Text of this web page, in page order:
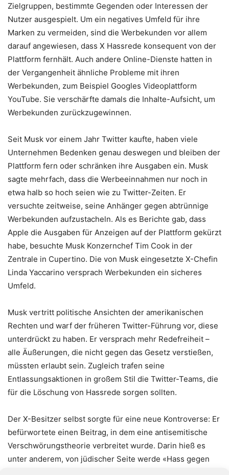
Zielgruppen, bestimmte Gegenden oder Interessen der
Nutzer ausgespielt. Um ein negatives Umfeld für ihre
Marken zu vermeiden, sind die Werbekunden vor allem
darauf angewiesen, dass X Hassrede konsequent von der
Plattform fernhält. Auch andere Online-Dienste hatten in
der Vergangenheit ähnliche Probleme mit ihren
Werbekunden, zum Beispiel Googles Videoplattform
YouTube. Sie verschärfte damals die Inhalte-Aufsicht, um
Werbekunden zurückzugewinnen.
Seit Musk vor einem Jahr Twitter kaufte, haben viele
Unternehmen Bedenken genau deswegen und bleiben der
Plattform fern oder schränken ihre Ausgaben ein. Musk
sagte mehrfach, dass die Werbeeinnahmen nur noch in
etwa halb so hoch seien wie zu Twitter-Zeiten. Er
versuchte zeitweise, seine Anhänger gegen abtrünnige
Werbekunden aufzustacheln. Als es Berichte gab, dass
Apple die Ausgaben für Anzeigen auf der Plattform gekürzt
habe, besuchte Musk Konzernchef Tim Cook in der
Zentrale in Cupertino. Die von Musk eingesetzte X-Chefin
Linda Yaccarino versprach Werbekunden ein sicheres
Umfeld.
Musk vertritt politische Ansichten der amerikanischen
Rechten und warf der früheren Twitter-Führung vor, diese
unterdrückt zu haben. Er versprach mehr Redefreiheit –
alle Äußerungen, die nicht gegen das Gesetz verstießen,
müssten erlaubt sein. Zugleich trafen seine
Entlassungsaktionen in großem Stil die Twitter-Teams, die
für die Löschung von Hassrede sorgen sollten.
Der X-Besitzer selbst sorgte für eine neue Kontroverse: Er
befürwortete einen Beitrag, in dem eine antisemitische
Verschwörungstheorie verbreitet wurde. Darin hieß es
unter anderem, von jüdischer Seite werde «Hass gegen